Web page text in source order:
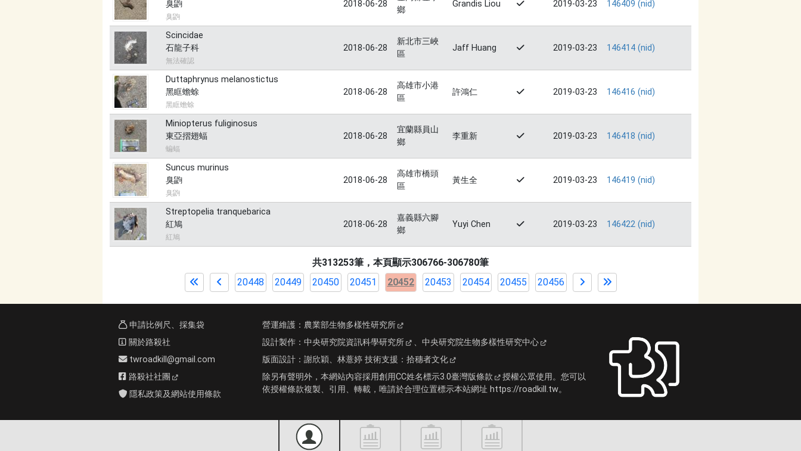
臭鼩
臭鼩
2018-06-28
鄉
Grandis Liou 2019-03-23 146409 (nid)
Scincidae
石龍子科
無法確認
2018-06-28
新北市三峽
區
Jaff Huang 2019-03-23 146414 (nid)
Duttaphrynus melanostictus
黑眶蟾蜍
黑眶蟾蜍
2018-06-28
高雄市小港
區
許鴻仁 2019-03-23 146416 (nid)
Miniopterus fuliginosus
東亞摺翅蝠
蝙蝠
2018-06-28
宜蘭縣員山
鄉
李重新 2019-03-23 146418 (nid)
Suncus murinus
臭鼩
臭鼩
2018-06-28
高雄市橋頭
區
黃生全 2019-03-23 146419 (nid)
Streptopelia tranquebarica
紅鳩
紅鳩
2018-06-28
嘉義縣六腳
鄉
Yuyi Chen 2019-03-23 146422 (nid)
共313253筆，本頁顯示306766-306780筆
20448
20449 20450 20451 20452 20453 20454 20455 20456
申請比例尺、採集袋
關於路殺社
twroadkill@gmail.com
路殺社社團
隱私政策及網站使用條款
營運維護： 農業部生物多樣性研究所
設計製作： 中央研究院資訊科學研究所 、 中央研究院生物多樣性研究中心
版面設計： 謝欣穎、林薏婷 技術支援： 拾穗者文化
除另有聲明外，本網站內容採用創用CC姓名標示3.0臺灣版條款
授權公眾使用。您可以
依授權條款複製、引用、轉載，唯請於合理位置標示本站網址 https://roadkill.tw。